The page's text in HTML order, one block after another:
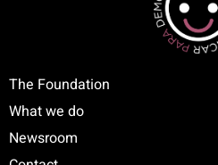
The Foundation
What we do
Newsroom